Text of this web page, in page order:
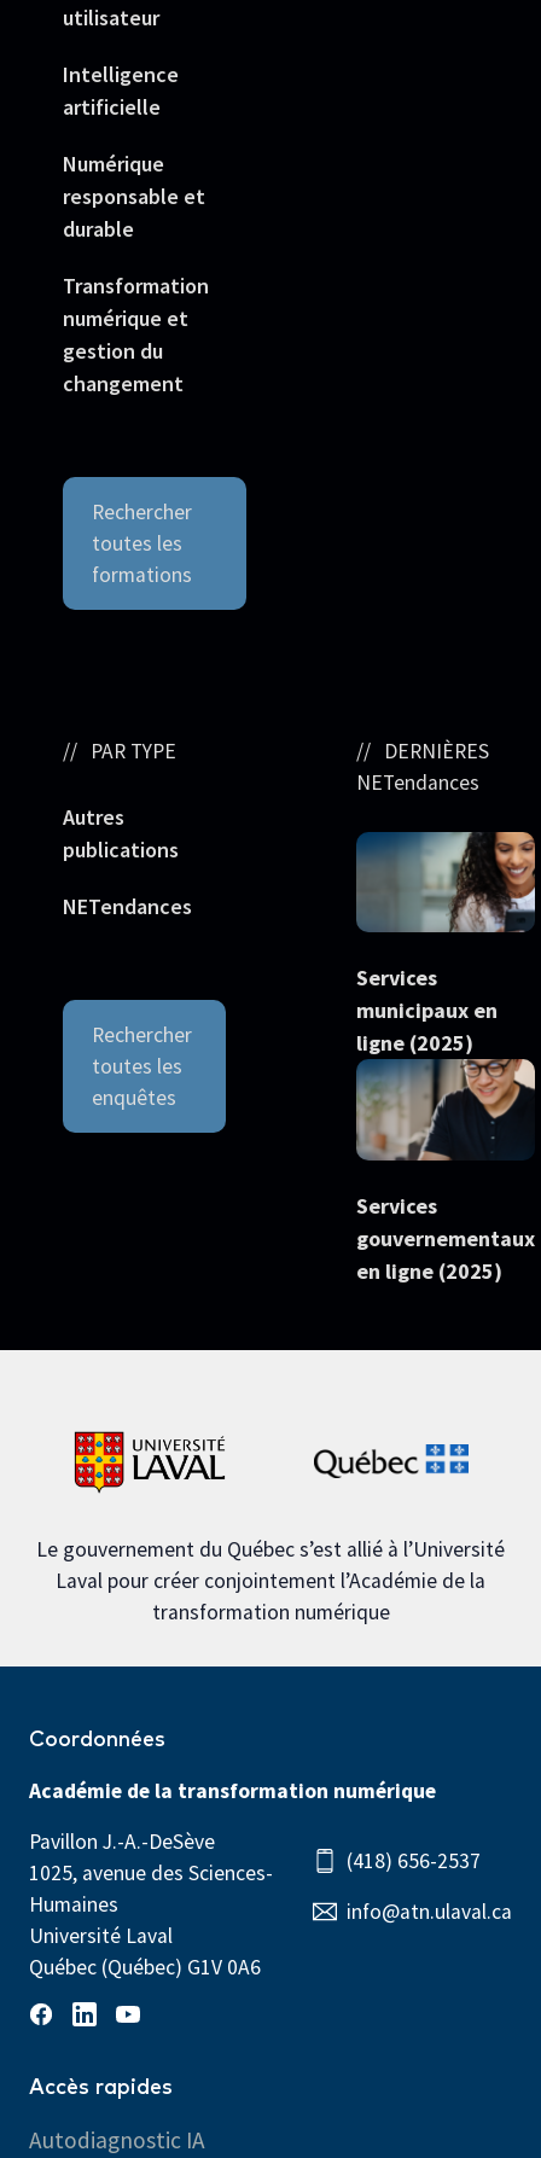
utilisateur
Intelligence
artificielle
Numérique
responsable et
durable
Transformation
numérique et
gestion du
changement
Rechercher
toutes les
formations
PAR TYPE
Autres
publications
NETendances
Rechercher
toutes les
enquêtes
DERNIÈRES
NETendances
Services
municipaux en
ligne (2025)
Services
gouvernementaux
en ligne (2025)
Le gouvernement du Québec s’est allié à l’Université
Laval pour créer conjointement l’Académie de la
transformation numérique
Coordonnées
Académie de la transformation numérique
Pavillon J.-A.-DeSève
1025, avenue des Sciences-
Humaines
Université Laval
Québec (Québec) G1V 0A6
(418) 656-2537
info@atn.ulaval.ca
Accès rapides
Autodiagnostic IA